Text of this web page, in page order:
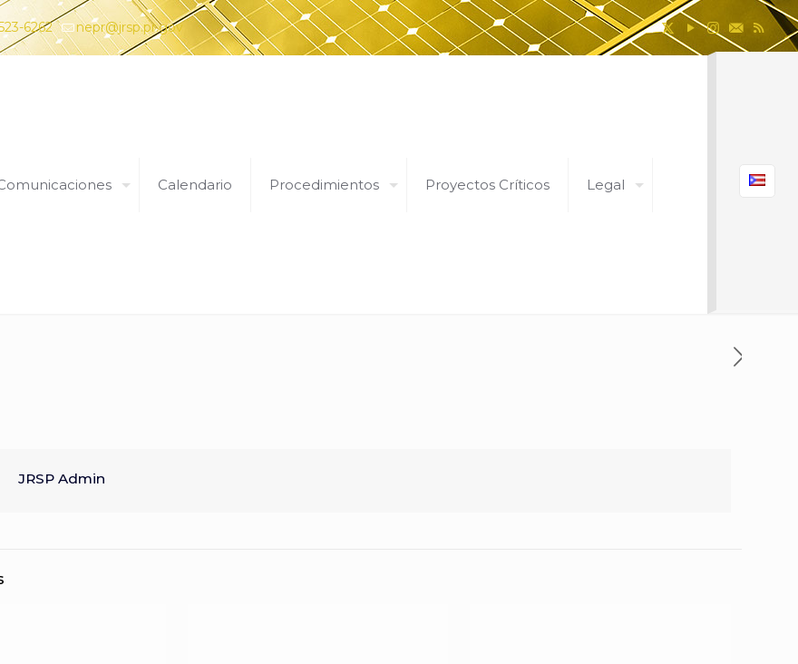
6262 nepr@jrsp.pr.gov
Calendario Procedimientos Proyectos Críticos Legal
Entidades Afiliadas Subsidiarias
JRSP Admin